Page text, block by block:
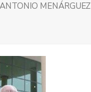
MENÁRGUEZ